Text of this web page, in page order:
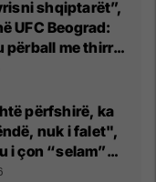
shqiptarët”,
UFC Beograd:
përball me thirrje
nga
përfshirë, ka
nuk i falet",
i çon “selam”